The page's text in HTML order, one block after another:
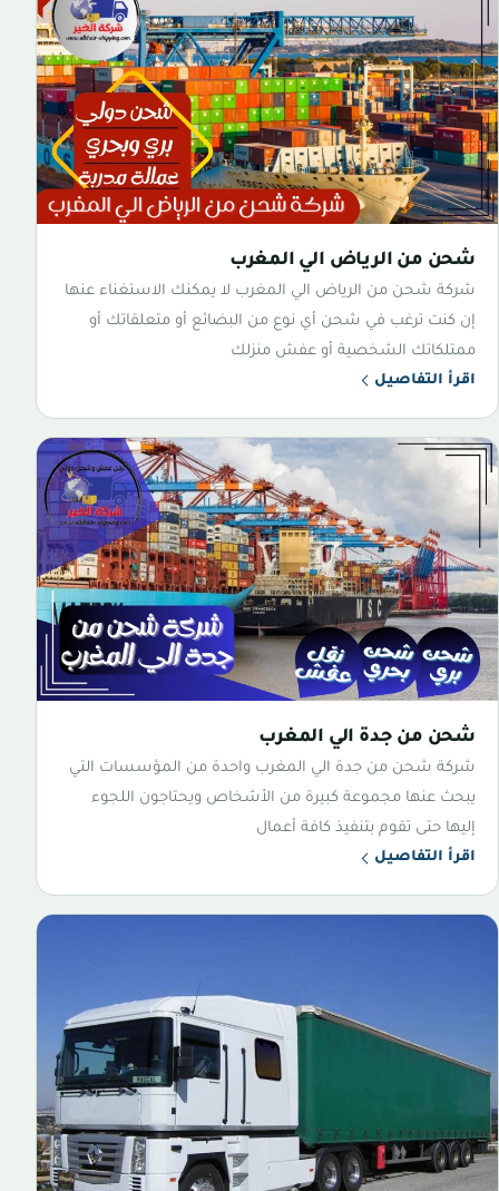
شحن من الرياض الي المغرب
شركة شحن من الرياض الي المغرب لا يمكنك الاستغناء عنها
إن كنت ترغب في شحن أي نوع من البضائع أو متعلقاتك أو
ممتلكاتك الشخصية أو عفش منزلك
اقرأ التفاصيل
شحن من جدة الي المغرب
شركة شحن من جدة الي المغرب واحدة من المؤسسات التي
يبحث عنها مجموعة كبيرة من الأشخاص ويحتاجون اللجوء
إليها حتى تقوم بتنفيذ كافة أعمال
اقرأ التفاصيل